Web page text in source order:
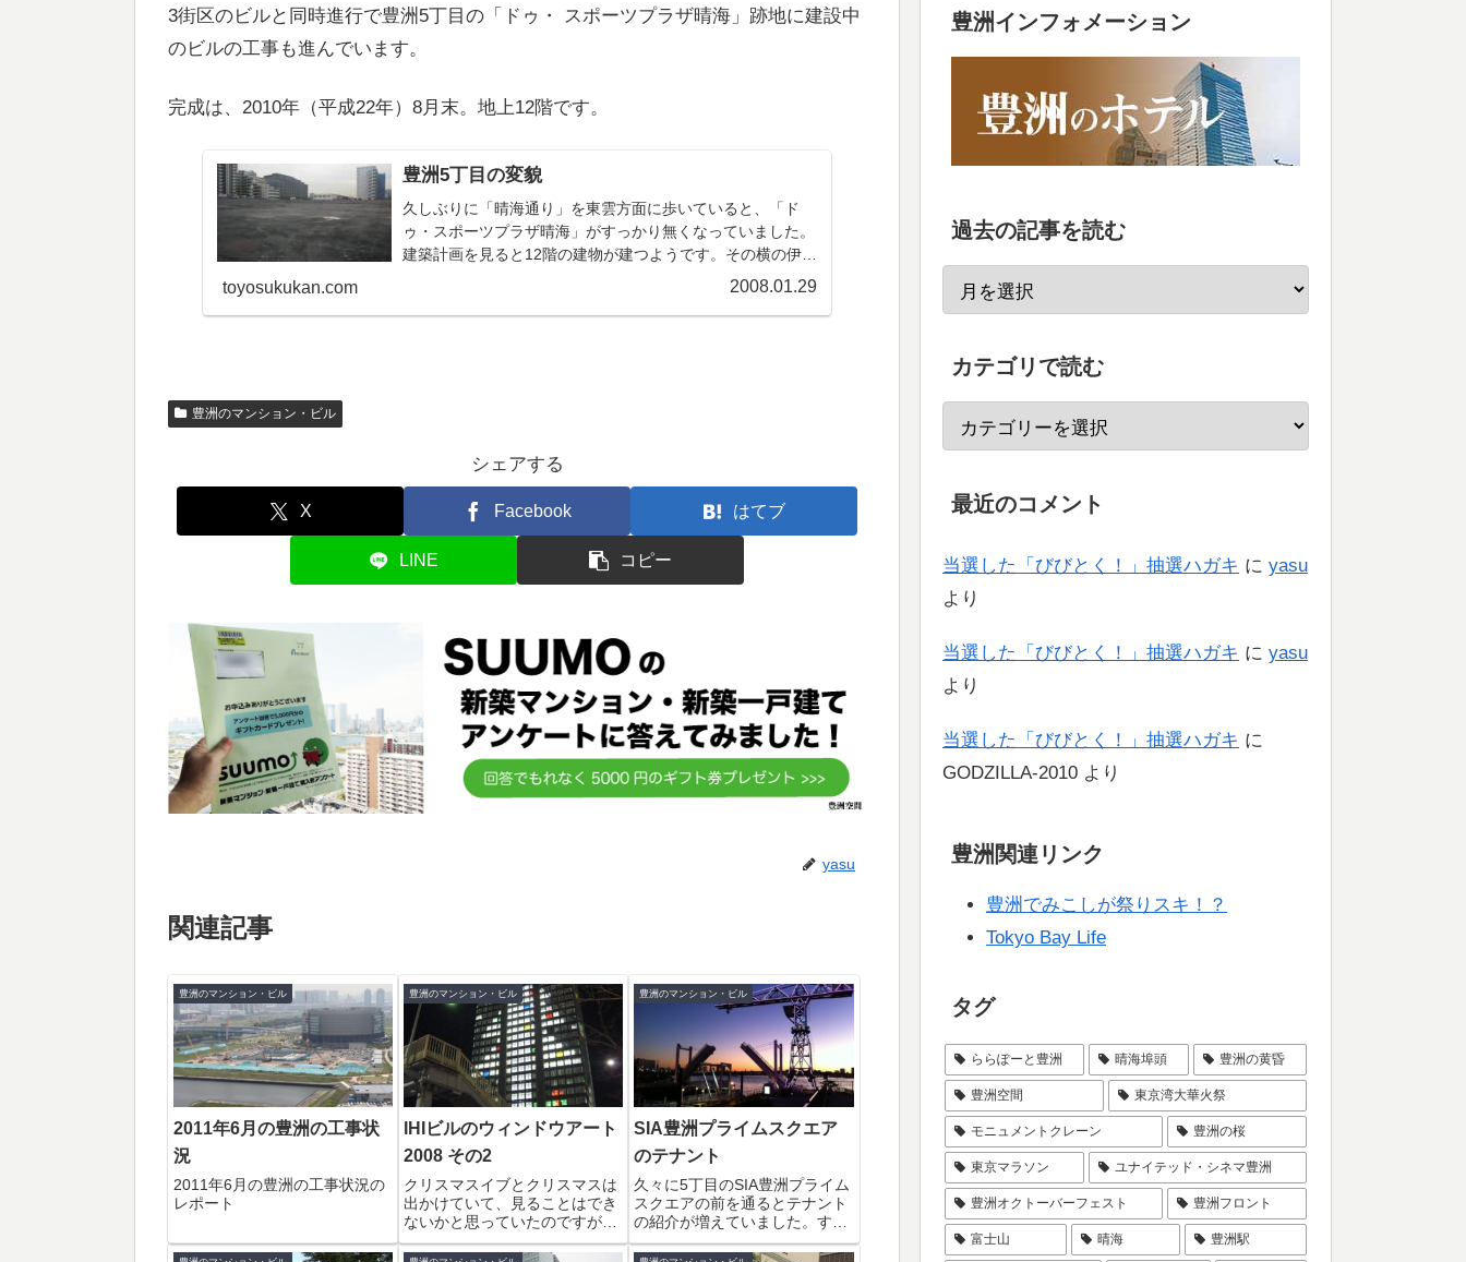
3街区のビルと同時進行で豊洲5丁目の「ドゥ・ スポーツプラザ晴海」跡地に建設中
のビルの工事も進んでいます。
完成は、2010年（平成22年）8月末。地上12階です。
豊洲5丁目の変貌
久しぶりに「晴海通り」を東雲方面に歩いていると、「ド
ゥ・スポーツプラザ晴海」がすっかり無くなっていました。
建築計画を見ると12階の建物が建つようです。その横の伊藤
ハムか何かの建物があった場所もすっかり駐車場になってい
toyosukukan.com 2008.01.29
豊洲のマンション・ビル
シェアする
X Facebook はてブ
LINE コピー
yasu
関連記事
豊洲のマンション・ビル
2011年6月の豊洲の工事状
況
2011年6月の豊洲の工事状況の
レポート
豊洲のマンション・ビル
IHIビルのウィンドウアート
2008 その2
クリスマスイブとクリスマスは
出かけていて、見ることはでき
ないかと思っていたのですが思
ったより早く帰ることが出来た
豊洲のマンション・ビル
SIA豊洲プライムスクエア
のテナント
久々に5丁目のSIA豊洲プライム
スクエアの前を通るとテナント
の紹介が増えていました。すで
にオープンしているのが「鉄板
豊洲インフォメーション
過去の記事を読む
カテゴリで読む
最近のコメント
当選した「びびとく！」抽選ハガキ に yasu
より
当選した「びびとく！」抽選ハガキ に yasu
より
当選した「びびとく！」抽選ハガキ に
GODZILLA-2010 より
豊洲関連リンク
豊洲でみこしが祭りスキ！？
Tokyo Bay Life
タグ
ららぽーと豊洲 晴海埠頭 豊洲の黄昏
豊洲空間 東京湾大華火祭
モニュメントクレーン 豊洲の桜
東京マラソン ユナイテッド・シネマ豊洲
豊洲オクトーバーフェスト 豊洲フロント
富士山 晴海 豊洲駅